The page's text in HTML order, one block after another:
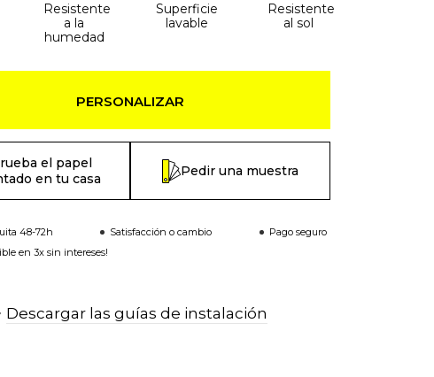
Resistente
a la
humedad
Superficie
lavable
Resistente
al sol
PERSONALIZAR
el papel
en tu casa
Pedir una muestra
48-72h Satisfacción o cambio
Pago seguro
en 3x sin intereses!
Descargar las guías de instalación